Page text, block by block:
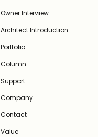
Owner Interview
Architect Introduction
Portfolio
Column
Support
Company
Contact
Value